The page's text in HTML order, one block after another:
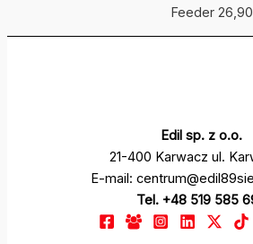
Feeder 26,90
Edil sp. z o.o.
21-400 Karwacz ul.
E-mail:
Tel. +48 519 585